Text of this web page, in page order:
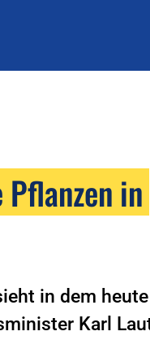
in
in dem heute
Karl